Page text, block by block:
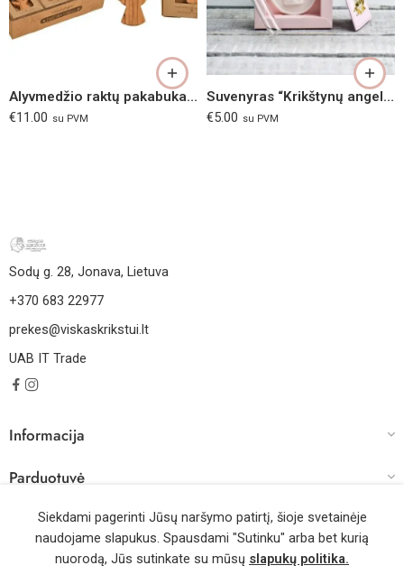
Alyvmedžio raktų pakabukas “Angelas sargas”
€11.00 su PVM
Suvenyras “Krikštynų angeliukas” rožinis
€5.00 su PVM
Sodų g. 28, Jonava, Lietuva
+370 683 22977
prekes@viskaskrikstui.lt
UAB IT Trade
Informacija
Parduotuvė
Darbo laikas
Siekdami pagerinti Jūsų naršymo patirtį, šioje svetainėje
naudojame slapukus. Spausdami "Sutinku" arba bet kurią
nuorodą, Jūs sutinkate su mūsų slapukų politika.